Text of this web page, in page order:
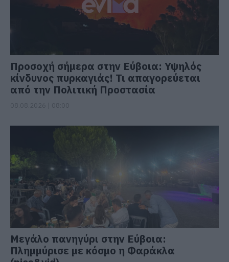
Προσοχή σήμερα στην Εύβοια: Υψηλός
κίνδυνος πυρκαγιάς! Τι απαγορεύεται
από την Πολιτική Προστασία
Μεγάλο πανηγύρι στην Εύβοια:
Πλημμύρισε με κόσμο η Φαράκλα